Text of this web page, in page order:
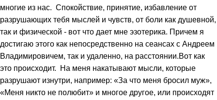
многие из нас. Спокойствие, принятие, избавление от
разрушающих тебя мыслей и чувств, от боли как душевной,
так и физической - вот что дает мне эзотерика. Причем я
достигаю этого как непосредственно на сеансах с Андреем
Владимировичем, так и удаленно, на расстоянии.Вот как
это происходит. На меня накатывают мысли, которые
разрушают изнутри, например: «За что меня бросил муж»,
«Меня никто не полюбит» и многое другое, или происходят